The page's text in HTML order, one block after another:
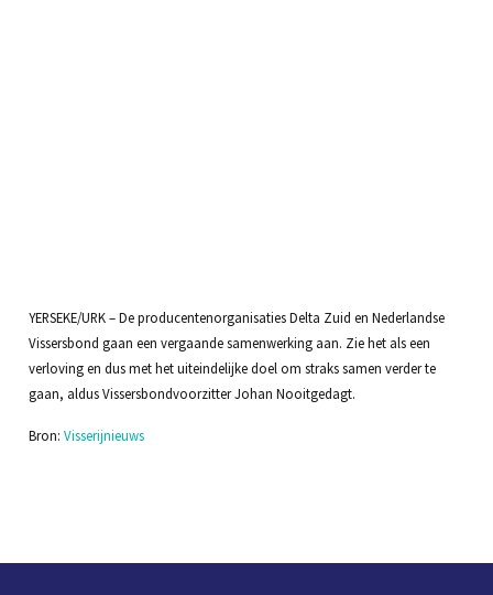
YERSEKE/URK – De producentenorganisaties Delta Zuid en Nederlandse
Vissersbond gaan een vergaande samenwerking aan. Zie het als een
verloving en dus met het uiteindelijke doel om straks samen verder te
gaan, aldus Vissersbondvoorzitter Johan Nooitgedagt.
Bron: Visserijnieuws